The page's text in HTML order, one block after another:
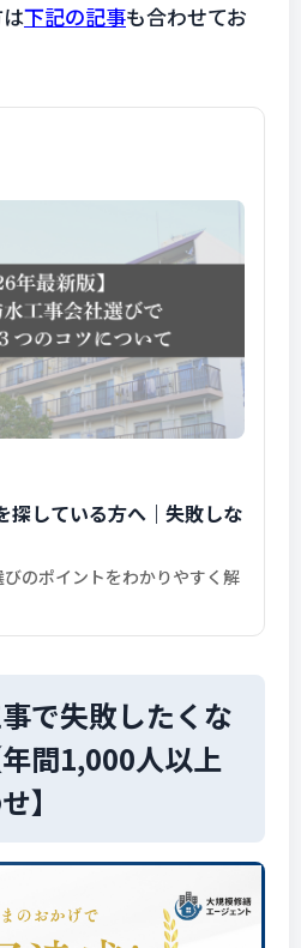
下記の記事も合わせてお
探している方へ｜失敗しな
のポイントをわかりやすく解
で失敗したくな
間1,000人以上
】